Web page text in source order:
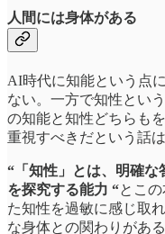
人間には身体がある
AI時代に知能という点
ない。一方で知性とい
の知能と知性どちらも
重視すべきだという話
“「知性」とは、明確な
を探究する能力 “とこ
た知性を過敏に感じ取
な身体との関わりがあ